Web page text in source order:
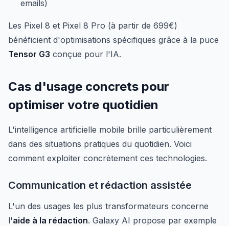
emails)
Les Pixel 8 et Pixel 8 Pro (à partir de 699€)
bénéficient d'optimisations spécifiques grâce à la puce
Tensor G3 conçue pour l'IA.
Cas d'usage concrets pour
optimiser votre quotidien
L'intelligence artificielle mobile brille particulièrement
dans des situations pratiques du quotidien. Voici
comment exploiter concrètement ces technologies.
Communication et rédaction assistée
L'un des usages les plus transformateurs concerne
l'aide à la rédaction. Galaxy AI propose par exemple